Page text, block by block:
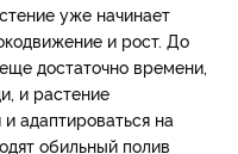
уже начинает
и рост. До
достаточно времени,
и растение
адаптироваться на
обильный полив